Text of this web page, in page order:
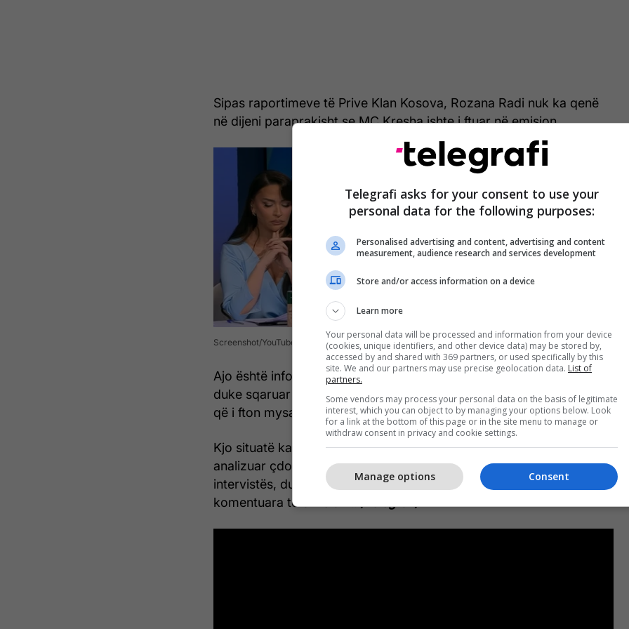
Sipas raportimeve të Prive Klan Kosova, Rozana Radi nuk ka qenë
në dijeni paraprakisht se MC Kresha ishte i ftuar në emision.
Screenshot/YouTube
Ajo është informuar vetëm pak minuta para nisjes së programit,
duke sqaruar edhe deklaratën e saj gjatë emisionit se nuk është ajo
që i fton mysafirët.
Kjo situatë ka sjellë shumë diskutime online, ku ndjekësit kanë
analizuar çdo detaj të komunikimit dhe sjelljes së tyre gjatë
intervistës, duke e kthyer episodin në një nga momentet më të
komentuara të emisionit.
Telegrafi asks for your consent to use your
personal data for the following purposes:
Personalised advertising and content, advertising and content
measurement, audience research and services development
Store and/or access information on a device
Learn more
Your personal data will be processed and information from your device
(cookies, unique identifiers, and other device data) may be stored by,
accessed by and shared with 369 partners, or used specifically by this
site. We and our partners may use precise geolocation data. List of
partners.
Some vendors may process your personal data on the basis of legitimate
interest, which you can object to by managing your options below. Look
for a link at the bottom of this page or in the site menu to manage or
withdraw consent in privacy and cookie settings.
Consent
Manage options